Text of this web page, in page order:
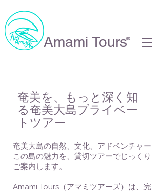
Amami Tours®
奄美を、もっと深く知
る奄美大島プライベー
トツアー
奄美大島の自然、文化、アドベンチャー
この島の魅力を、貸切ツアーでじっくり
ご案内します。
Amami Tours（アマミツアーズ）は、完